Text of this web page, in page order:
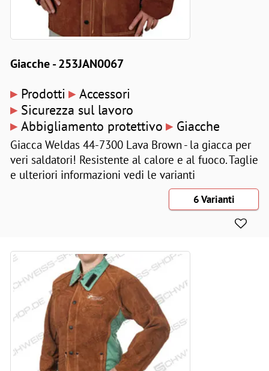
Giacche - 253JAN0067
▸ Prodotti ▸ Accessori
▸ Sicurezza sul lavoro
▸ Abbigliamento protettivo ▸ Giacche
Giacca Weldas 44-7300 Lava Brown - la giacca per
veri saldatori! Resistente al calore e al fuoco. Taglie
e ulteriori informazioni vedi le varianti
6 Varianti